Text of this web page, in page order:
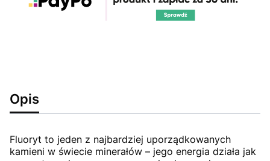
Opis
Fluoryt to jeden z najbardziej uporządkowanych
kamieni w świecie minerałów – jego energia działa jak